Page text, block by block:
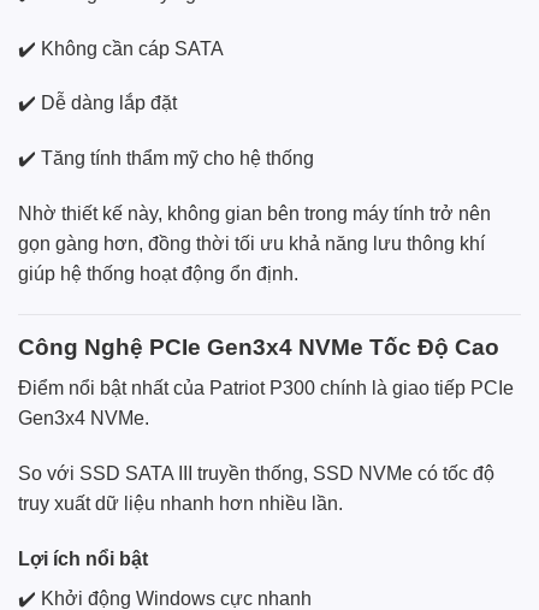
✔️ Không cần cáp SATA
✔️ Dễ dàng lắp đặt
✔️ Tăng tính thẩm mỹ cho hệ thống
Nhờ thiết kế này, không gian bên trong máy tính trở nên
gọn gàng hơn, đồng thời tối ưu khả năng lưu thông khí
giúp hệ thống hoạt động ổn định.
Công Nghệ PCIe Gen3x4 NVMe Tốc Độ Cao
Điểm nổi bật nhất của Patriot P300 chính là giao tiếp PCIe
Gen3x4 NVMe.
So với SSD SATA III truyền thống, SSD NVMe có tốc độ
truy xuất dữ liệu nhanh hơn nhiều lần.
Lợi ích nổi bật
✔️ Khởi động Windows cực nhanh